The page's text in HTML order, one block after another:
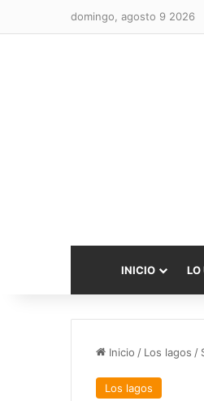
domingo, agosto 9 2026
INICIO LO
Inicio / Los lagos /
Los lagos